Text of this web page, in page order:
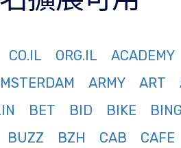
CO.IL ORG.IL ACADEMY
ARMY ART
BET BID BIKE
BUZZ BZH CAB CAFE